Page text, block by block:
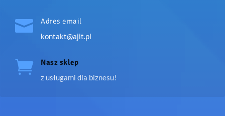

Adres email
kontakt@ajit.pl

Nasz sklep
z usługami dla biznesu!